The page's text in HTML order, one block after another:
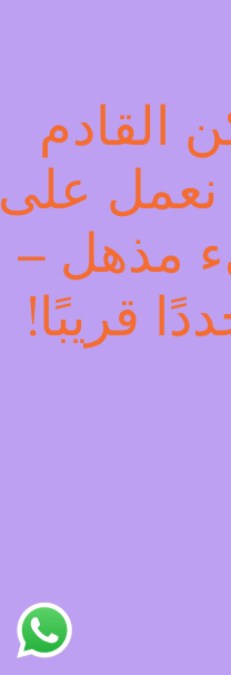
القادم
نعمل
مذهل –
قريبًا!